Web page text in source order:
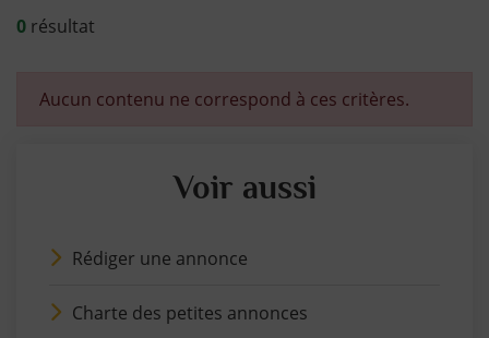
0 résultat
Aucun contenu ne correspond à ces critères.
Voir aussi
Rédiger une annonce
Charte des petites annonces